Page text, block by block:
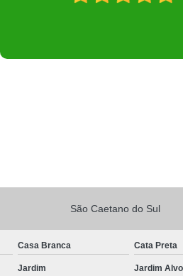
São Caetano do Sul
Casa Branca Cata Preta
Jardim Jardim